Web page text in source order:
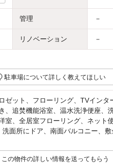
管理 －
リノベーション －
駐車場について詳しく教えてほしい
ゼット、フローリング、TVイン
、追焚機能浴室、温水洗浄便座、
室、全居室フローリング、ネット
面所にドア、南面バルコニー、
この物件の詳しい情報を送ってもらう